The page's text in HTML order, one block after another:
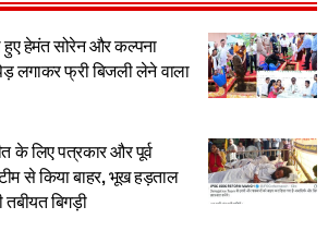
हुए हेमंत सोरेन और कल्पना
लगाकर फ्री बिजली लेने वाला
के लिए पत्रकार और पूर्व
से किया बाहर, भूख हड़ताल
बिगड़ी